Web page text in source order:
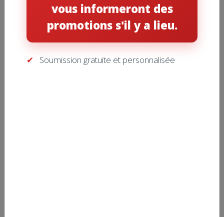
vous informeront des
promotions s'il y a lieu.
Soumission gratuite et personnalisée